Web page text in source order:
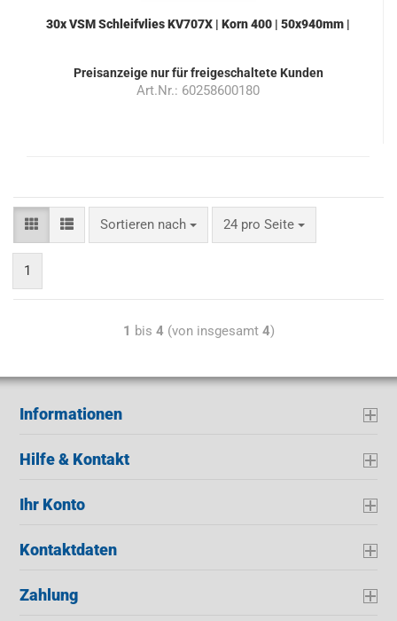
30x VSM Schleifvlies KV707X | Korn 400 | 50x940mm |
Preisanzeige nur für freigeschaltete Kunden
Art.Nr.: 60258600180
Sortieren nach 24 pro Seite
1
1 bis 4 (von insgesamt 4)
Informationen
Hilfe & Kontakt
Ihr Konto
Kontaktdaten
Zahlung